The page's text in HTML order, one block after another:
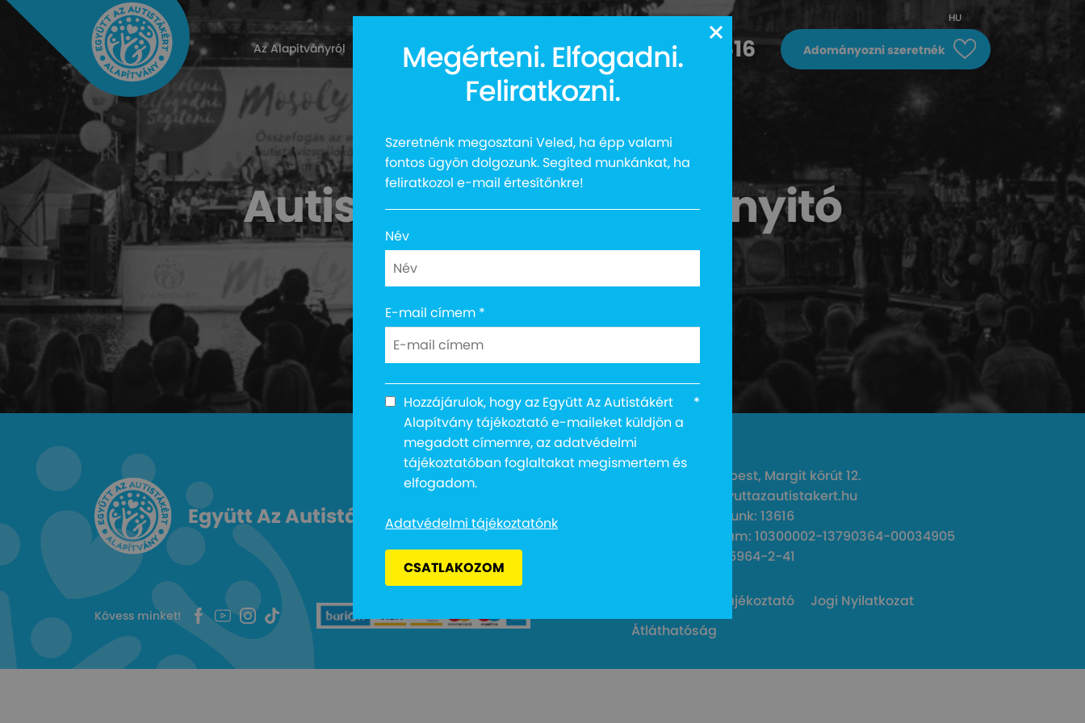
Az Alapítványról Auttalent 2025 Média Social Kapcsolat Shop
HU
13616 Adományozni szeretnék
Autista Mintaház megnyitó
Együtt Az Autistákért Alapítvány
Cím: 1027 Budapest, Margit körút 12.
Email: info@egyuttazautistakert.hu
Adományvonalunk: 13616
Bankszámlaszám: 10300002-13790364-00034905
Adószám: 18745964-2-41
Kövess minket!
Adatvédelmi Tájékoztató
Jogi Nyilatkozat
Átláthatóság
Megérteni. Elfogadni.
Feliratkozni.
Szeretnénk megosztani Veled, ha épp valami
fontos ügyön dolgozunk. Segíted munkánkat, ha
feliratkozol e-mail értesítőnkre!
Név
E-mail címem *
Hozzájárulok, hogy az Együtt Az Autistákért
Alapítvány tájékoztató e-maileket küldjön a
megadott címemre, az adatvédelmi
tájékoztatóban foglaltakat megismertem és
elfogadom.
*
Adatvédelmi tájékoztatónk
CSATLAKOZOM